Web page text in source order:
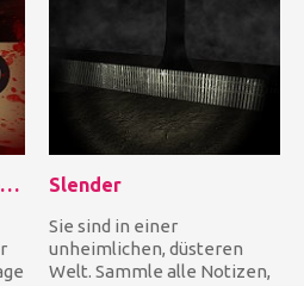
Zombix 3 Surviving The Desert Slender
Sie sind in einer
unheimlichen, düsteren
Welt. Sammle alle Notizen,